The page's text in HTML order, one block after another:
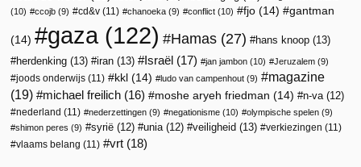
(10)
ccojb (9) cd&v (11) chanoeka (9) conflict (10) fjo (14) gantman
(14) gaza(122) Hamas (27) hans knoop (13)
herdenking (13) iran (13) Israël (17) jan jambon (10) Jeruzalem (9)
joods onderwijs (11) kkl (14) ludo van campenhout (9)
magazine
(19)
michael freilich (16) moshe aryeh friedman (14) n-va (12)
nederland (11) nederzettingen (9) negationisme (10) olympische spelen (9)
shimon peres (9) syrië (12) unia (12) veiligheid (13) verkiezingen (11)
vlaams belang (11) vrt (18)